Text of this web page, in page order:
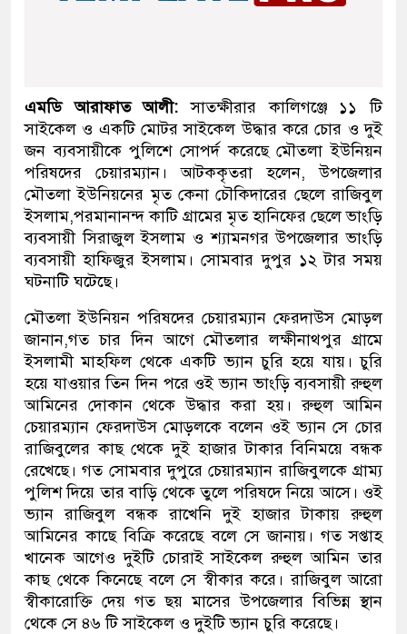
এমডি আরাফাত আলী: সাতক্ষীরার কালিগঞ্জে ১১ টি
সাইকেল ও একটি মোটর সাইকেল উদ্ধার করে চোর ও দুই
জন ব্যবসায়ীকে পুলিশে সোপর্দ করেছে মৌতলা ইউনিয়ন
পরিষদের চেয়ারম্যান। আটককৃতরা হলেন, উপজেলার
মৌতলা ইউনিয়নের মৃত কেনা চৌকিদারের ছেলে রাজিবুল
ইসলাম,পরমানানন্দ কাটি গ্রামের মৃত হানিফের ছেলে ভাংড়ি
ব্যবসায়ী সিরাজুল ইসলাম ও শ্যামনগর উপজেলার ভাংড়ি
ব্যবসায়ী হাফিজুর ইসলাম। সোমবার দুপুর ১২ টার সময়
ঘটনাটি ঘটেছে।
মৌতলা ইউনিয়ন পরিষদের চেয়ারম্যান ফেরদাউস মোড়ল
জানান,গত চার দিন আগে মৌতলার লক্ষীনাথপুর গ্রামে
ইসলামী মাহফিল থেকে একটি ভ্যান চুরি হয়ে যায়। চুরি
হয়ে যাওয়ার তিন দিন পরে ওই ভ্যান ভাংড়ি ব্যবসায়ী রুহুল
আমিনের দোকান থেকে উদ্ধার করা হয়। রুহুল আমিন
চেয়ারম্যান ফেরদাউস মোড়লকে বলেন ওই ভ্যান সে চোর
রাজিবুলের কাছ থেকে দুই হাজার টাকার বিনিময়ে বন্ধক
রেখেছে। গত সোমবার দুপুরে চেয়ারম্যান রাজিবুলকে গ্রাম্য
পুলিশ দিয়ে তার বাড়ি থেকে তুলে পরিষদে নিয়ে আসে। ওই
ভ্যান রাজিবুল বন্ধক রাখেনি দুই হাজার টাকায় রুহুল
আমিনের কাছে বিক্রি করেছে বলে সে জানায়। গত সপ্তাহ
খানেক আগেও দুইটি চোরাই সাইকেল রুহুল আমিন তার
কাছ থেকে কিনেছে বলে সে স্বীকার করে। রাজিবুল আরো
স্বীকারোক্তি দেয় গত ছয় মাসের উপজেলার বিভিন্ন স্থান
থেকে সে ৪৬ টি সাইকেল ও দুইটি ভ্যান চুরি করেছে।